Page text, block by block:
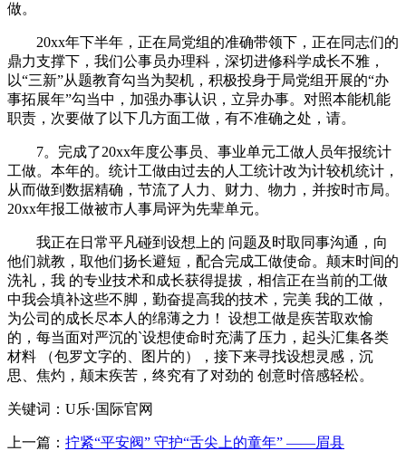
做。
20xx年下半年，正在局党组的准确带领下，正在同志们的
鼎力支撑下，我们公事员办理科，深切进修科学成长不雅，
以“三新”从题教育勾当为契机，积极投身于局党组开展的“办
事拓展年”勾当中，加强办事认识，立异办事。对照本能机能
职责，次要做了以下几方面工做，有不准确之处，请。
7。完成了20xx年度公事员、事业单元工做人员年报统计
工做。本年的。统计工做由过去的人工统计改为计较机统计，
从而做到数据精确，节流了人力、财力、物力，并按时市局。
20xx年报工做被市人事局评为先辈单元。
我正在日常平凡碰到设想上的 问题及时取同事沟通，向
他们就教，取他们扬长避短，配合完成工做使命。颠末时间的
洗礼，我 的专业技术和成长获得提拔，相信正在当前的工做
中我会填补这些不脚，勤奋提高我的技术，完美 我的工做，
为公司的成长尽本人的绵薄之力！ 设想工做是疾苦取欢愉
的，每当面对严沉的`设想使命时充满了压力，起头汇集各类
材料 （包罗文字的、图片的），接下来寻找设想灵感，沉
思、焦灼，颠末疾苦，终究有了对劲的 创意时倍感轻松。
关键词：U乐·国际官网
上一篇： 拧紧“平安阀” 守护“舌尖上的童年” ——眉县